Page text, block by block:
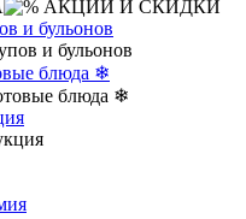
и бульонов
блюда ❄